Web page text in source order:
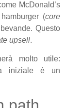
McDonald’s
(core
Questo
upsell.
molto utile:
iniziale è un